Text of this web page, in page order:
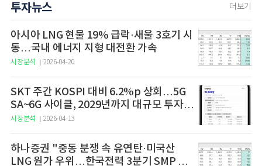
투자뉴스 더보기
아시아 LNG 현물 19% 급락·새울 3호기 시
동…국내 에너지 지형 대전환 가속
시장분석 2026-04-20
SKT 주간 KOSPI 대비 6.2%p 상회…5G
SA~6G 사이클, 2029년까지 대규모 투자
예고
시장분석 2026-04-13
하나증권 "중동 분쟁 속 유연탄·미국산
LNG 원가 우위…한국전력 3분기 SMP 상